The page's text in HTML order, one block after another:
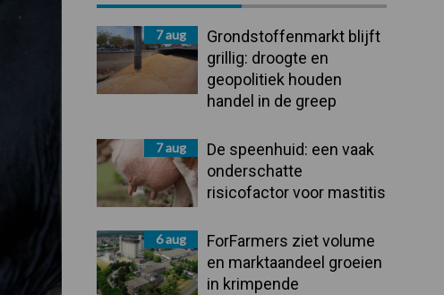
Sidebar7 aug
Grondstoffenmarkt blijft
grillig: droogte en
geopolitiek houden
handel in de greep
7 aug
De speenhuid: een vaak
onderschatte
risicofactor voor mastitis
6 aug
ForFarmers ziet volume
en marktaandeel groeien
in krimpende